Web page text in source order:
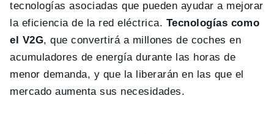
tecnologías asociadas que pueden ayudar a mejorar
la eficiencia de la red eléctrica. Tecnologías como
el V2G, que convertirá a millones de coches en
acumuladores de energía durante las horas de
menor demanda, y que la liberarán en las que el
mercado aumenta sus necesidades.